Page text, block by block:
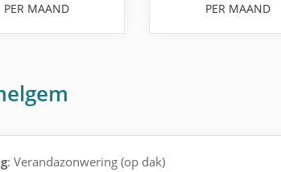
PER MAAND
PER MAAND
: Verandazonwering (op dak)